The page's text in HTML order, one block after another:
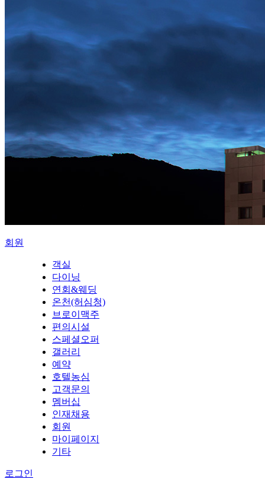
회원
객실
다이닝
연회&웨딩
온천(허심청)
브로이맥주
편의시설
스페셜오퍼
갤러리
예약
호텔농심
고객문의
멤버십
인재채용
회원
마이페이지
기타
로그인